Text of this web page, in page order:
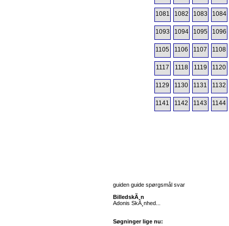
1081 1082 1083 1084
1093 1094 1095 1096
1105 1106 1107 1108
1117 1118 1119 1120
1129 1130 1131 1132
1141 1142 1143 1144
guiden guide spørgsmål svar
BilledskÃ¸n
Adonis SkÃ¸nhed...
Søgninger lige nu: